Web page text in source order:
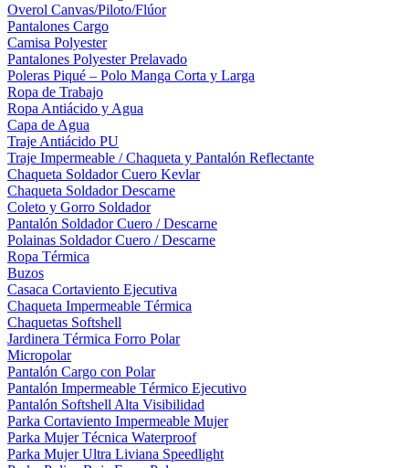
Overol Canvas/Piloto/Flúor
Pantalones Cargo
Camisa Polyester
Pantalones Polyester Prelavado
Poleras Piqué – Polo Manga Corta y Larga
Ropa de Trabajo
Ropa Antiácido y Agua
Capa de Agua
Traje Antiácido PU
Traje Impermeable / Chaqueta y Pantalón Reflectante
Chaqueta Soldador Cuero Kevlar
Chaqueta Soldador Descarne
Coleto y Gorro Soldador
Pantalón Soldador Cuero / Descarne
Polainas Soldador Cuero / Descarne
Ropa Térmica
Buzos
Casaca Cortaviento Ejecutiva
Chaqueta Impermeable Térmica
Chaquetas Softshell
Jardinera Térmica Forro Polar
Micropolar
Pantalón Cargo con Polar
Pantalón Impermeable Térmico Ejecutivo
Pantalón Softshell Alta Visibilidad
Parka Cortaviento Impermeable Mujer
Parka Mujer Técnica Waterproof
Parka Mujer Ultra Liviana Speedlight